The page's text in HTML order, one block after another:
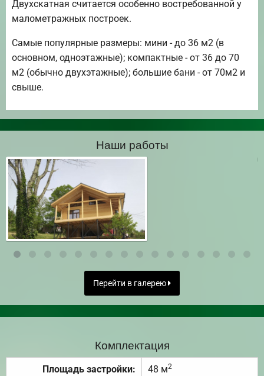
Двухскатная считается особенно востребованной у
малометражных построек.
Самые популярные размеры: мини - до 36 м2 (в
основном, одноэтажные); компактные - от 36 до 70
м2 (обычно двухэтажные); большие бани - от 70м2 и
свыше.
Наши работы
Перейти в галерею
Комплектация
Площадь застройки: 48 м2